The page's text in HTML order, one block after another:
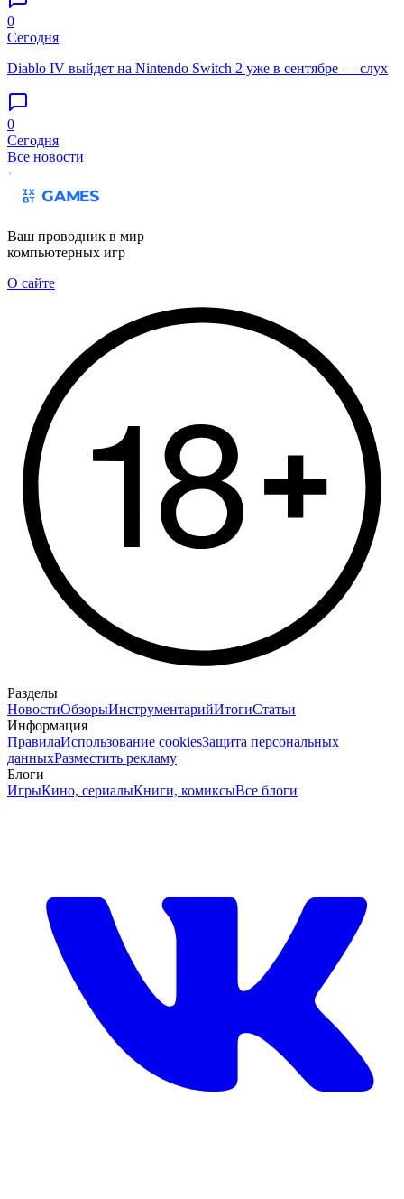
0
Сегодня
Diablo IV выйдет на Nintendo Switch 2 уже в сентябре — слух
0
Сегодня
Все новости
Ваш проводник в мир
компьютерных игр
О сайте
Разделы
НовостиОбзорыИнструментарийИтогиСтатьи
Информация
ПравилаИспользование cookiesЗащита персональных
данныхРазместить рекламу
Блоги
ИгрыКино, сериалыКниги, комиксыВсе блоги